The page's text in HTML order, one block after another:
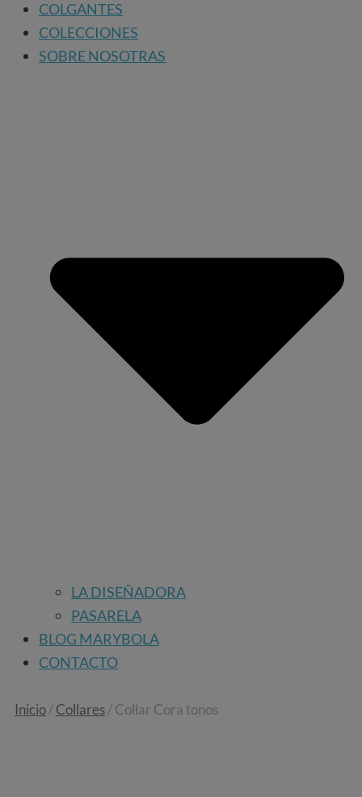
COLGANTES
COLECCIONES
SOBRE NOSOTRAS
LA DISEÑADORA
PASARELA
BLOG MARYBOLA
CONTACTO
Inicio/ Collares/ Collar Cora tonos